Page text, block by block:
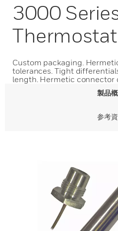
3000
Thermostat
Custom packaging.
tolerances. Tight
length. Hermetic
製品
参考